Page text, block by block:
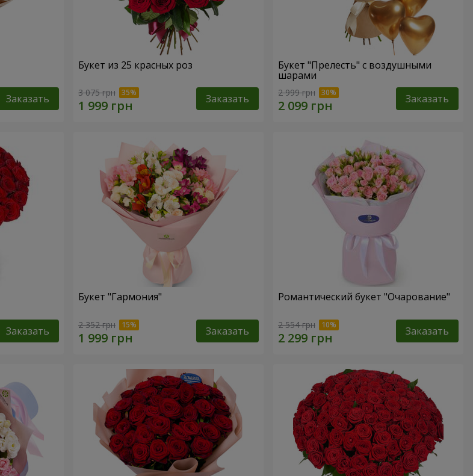
Заказать
Букет из 25 красных роз
3 075 грн Заказать
Букет "Прелесть" с воздушными
шарами
2 999 грн Заказать
Заказать
Букет "Гармония"
2 352 грн Заказать
Романтический букет "Очарование"
2 554 грн Заказать